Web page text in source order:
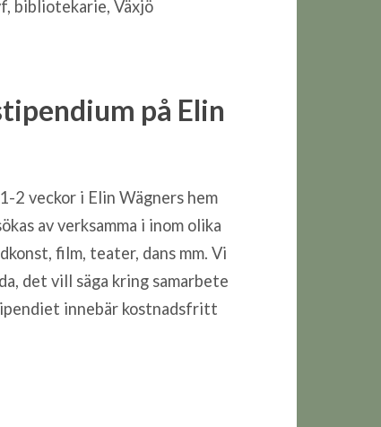
bibliotekarie, Växjö
på Elin
2 veckor i Elin Wägners hem
av verksamma i inom olika
film, teater, dans mm. Vi
det vill säga kring samarbete
innebär kostnadsfritt